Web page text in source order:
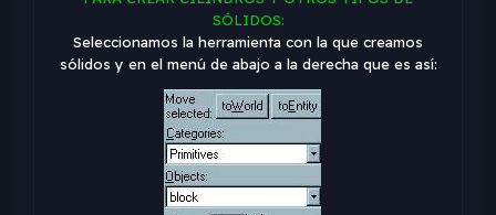
SÓLIDOS:
Seleccionamos la herramienta con la que creamos
sólidos y en el menú de abajo a la derecha que es así: